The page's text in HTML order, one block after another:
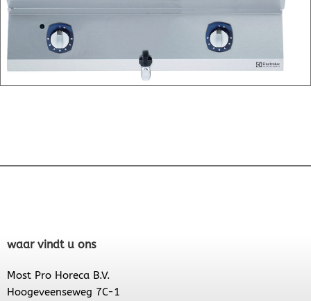
waar vindt u ons
Most Pro Horeca B.V.
Hoogeveenseweg 7C-1